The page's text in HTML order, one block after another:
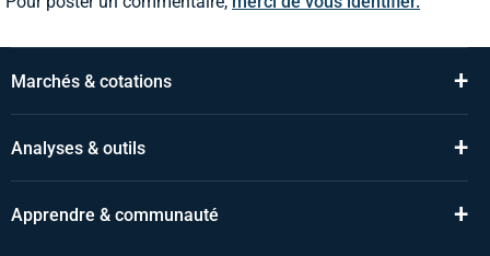
Marchés & cotations +
Analyses & outils +
Apprendre & communauté +